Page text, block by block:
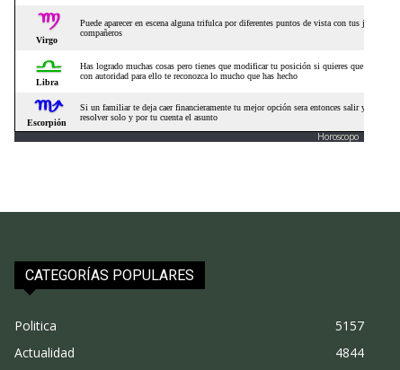
Horoscopo
CATEGORÍAS POPULARES
Politica
5157
Actualidad
4844